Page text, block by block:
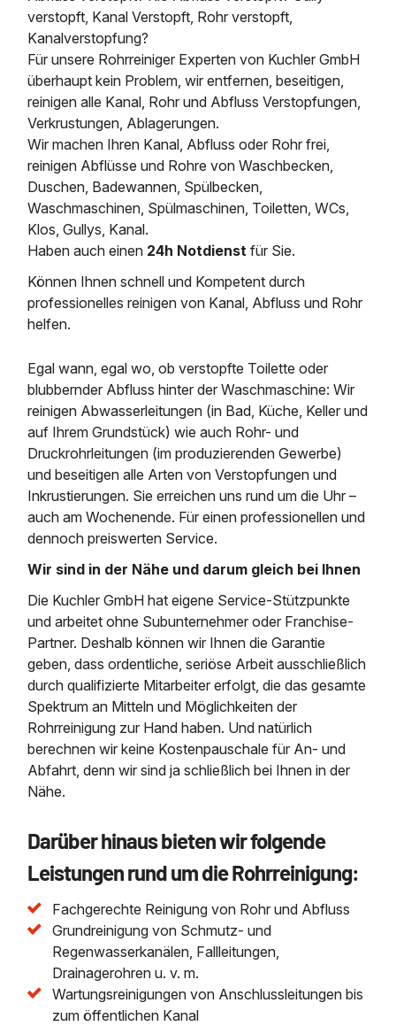
verstopft, Kanal Verstopft, Rohr verstopft,
Kanalverstopfung?
Für unsere Rohrreiniger Experten von Kuchler GmbH
überhaupt kein Problem, wir entfernen, beseitigen,
reinigen alle Kanal, Rohr und Abfluss Verstopfungen,
Verkrustungen, Ablagerungen.
Wir machen Ihren Kanal, Abfluss oder Rohr frei,
reinigen Abflüsse und Rohre von Waschbecken,
Duschen, Badewannen, Spülbecken,
Waschmaschinen, Spülmaschinen, Toiletten, WCs,
Klos, Gullys, Kanal.
Haben auch einen 24h Notdienst für Sie.
Können Ihnen schnell und Kompetent durch
professionelles reinigen von Kanal, Abfluss und Rohr
helfen.
Egal wann, egal wo, ob verstopfte Toilette oder
blubbernder Abfluss hinter der Waschmaschine: Wir
reinigen Abwasserleitungen (in Bad, Küche, Keller und
auf Ihrem Grundstück) wie auch Rohr- und
Druckrohrleitungen (im produzierenden Gewerbe)
und beseitigen alle Arten von Verstopfungen und
Inkrustierungen. Sie erreichen uns rund um die Uhr –
auch am Wochenende. Für einen professionellen und
dennoch preiswerten Service.
Wir sind in der Nähe und darum gleich bei Ihnen
Die Kuchler GmbH hat eigene Service-Stützpunkte
und arbeitet ohne Subunternehmer oder Franchise-
Partner. Deshalb können wir Ihnen die Garantie
geben, dass ordentliche, seriöse Arbeit ausschließlich
durch qualifizierte Mitarbeiter erfolgt, die das gesamte
Spektrum an Mitteln und Möglichkeiten der
Rohrreinigung zur Hand haben. Und natürlich
berechnen wir keine Kostenpauschale für An- und
Abfahrt, denn wir sind ja schließlich bei Ihnen in der
Nähe.
Darüber hinaus bieten wir folgende
Leistungen rund um die Rohrreinigung:
Fachgerechte Reinigung von Rohr und Abfluss
Grundreinigung von Schmutz- und
Regenwasserkanälen, Fallleitungen,
Drainagerohren u. v. m.
Wartungsreinigungen von Anschlussleitungen bis
zum öffentlichen Kanal